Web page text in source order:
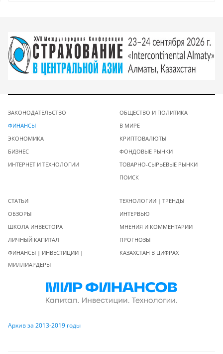
ЗАКОНОДАТЕЛЬСТВО
ФИНАНСЫ
ЭКОНОМИКА
БИЗНЕС
ИНТЕРНЕТ И ТЕХНОЛОГИИ
ОБЩЕСТВО И ПОЛИТИКА
В МИРЕ
КРИПТОВАЛЮТЫ
ФОНДОВЫЕ РЫНКИ
ТОВАРНО-СЫРЬЕВЫЕ РЫНКИ
ПОИСК
СТАТЬИ
ОБЗОРЫ
ШКОЛА ИНВЕСТОРА
ЛИЧНЫЙ КАПИТАЛ
ФИНАНСЫ | ИНВЕСТИЦИИ |
МИЛЛИАРДЕРЫ
ТЕХНОЛОГИИ | ТРЕНДЫ
ИНТЕРВЬЮ
МНЕНИЯ И КОММЕНТАРИИ
ПРОГНОЗЫ
КАЗАХСТАН В ЦИФРАХ
Архив за 2013-2019 годы